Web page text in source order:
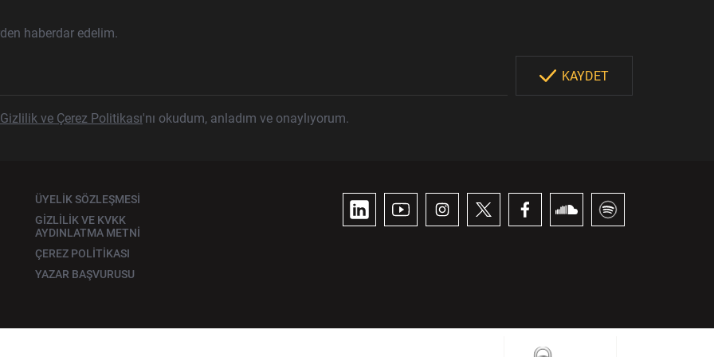
haberdar edelim.
KAYDET
Gizlilik ve Çerez Politikası'nı okudum, anladım ve onaylıyorum.
ÜYELİK SÖZLEŞMESİ
GİZLİLİK VE KVKK
AYDINLATMA METNİ
ÇEREZ POLİTİKASI
YAZAR BAŞVURUSU